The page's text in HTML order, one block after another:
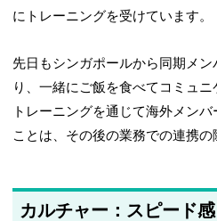
にトレーニングを受けています。
先日もシンガポールから同期メ
り、一緒にご飯を食べてコミュニ
トレーニングを通じて海外メン
ことは、その後の業務での連携の
カルチャー：スピード